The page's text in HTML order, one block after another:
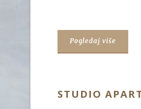
Pogledaj više
STUDIO